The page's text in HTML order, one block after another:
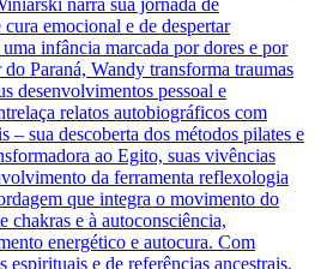
emocional e de despertar
infância marcada por dores e por
Paraná, Wandy transforma traumas
desenvolvimentos pessoal e
relatos autobiográficos com
– sua descoberta dos métodos pilates e
ao Egito, suas vivências
da ferramenta reflexologia
que integra o movimento do
chakras e à autoconsciência,
energético e autocura. Com
espirituais e de referências ancestrais,